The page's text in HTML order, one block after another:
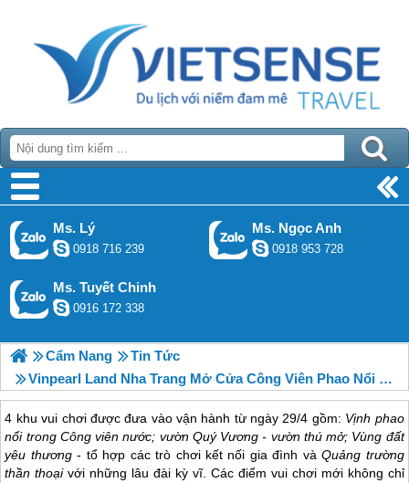
Ms. Lý
0918 716 239
Ms. Ngọc Anh
0918 953 728
Ms. Tuyết Chinh
0916 172 338
Cẩm Nang
Tin Tức
Vinpearl Land Nha Trang Mở Cửa Công Viên Phao Nổi Lớn Nhất Thế Giới
4 khu vui chơi được đưa vào vận hành từ ngày 29/4 gồm: Vịnh phao
nổi trong Công viên nước; vườn Quý Vương - vườn thú mở; Vùng đất
yêu thương- tổ hợp các trò chơi kết nối gia đình vàQuảng trường
thần thoạivới những lâu đài kỳ vĩ. Các điểm vui chơi mới không chỉ